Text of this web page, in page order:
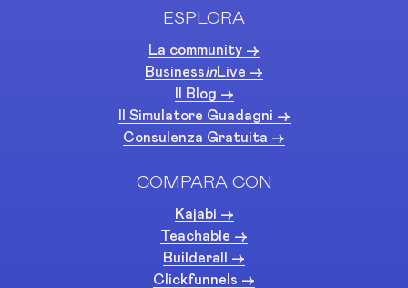
ESPLORA
La community ->
BusinessinLive ->
Il Blog ->
Il Simulatore Guadagni ->
Consulenza Gratuita ->
COMPARA CON
Kajabi ->
Teachable ->
Builderall ->
Clickfunnels ->